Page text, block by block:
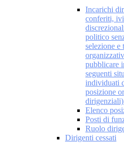
Incarichi
conferiti,
politico
selezione
pubblicare
seguenti
individuati
posizione
dirigenziali)
Elenco
Posti di
Ruolo
Dirigenti cessati